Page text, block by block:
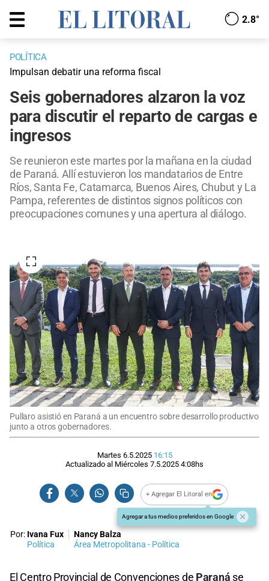
2.8°
POLÍTICA
Impulsan debatir una reforma fiscal
Seis gobernadores alzaron la voz
para discutir el reparto de cargas e
ingresos
Se reunieron este martes por la mañana en la ciudad
de Paraná. Allí estuvieron los mandatarios de Entre
Ríos, Santa Fe, Catamarca, Buenos Aires, Chubut y La
Pampa, referentes de distintos signos políticos con
preocupaciones comunes y una apertura al diálogo.
Pullaro asistió en Paraná a un encuentro sobre desarrollo productivo
junto a otros gobernadores.
Martes 6.5.2025 16:15
Actualizado al Miércoles 7.5.2025 4:08hs
+ Agregar El Litoral en
Agregar a tus medios preferidos en Google
Por: Ivana Fux
Política
Nancy Balza
Área Metropolitana - Política
El Centro Provincial de Convenciones de Paraná se